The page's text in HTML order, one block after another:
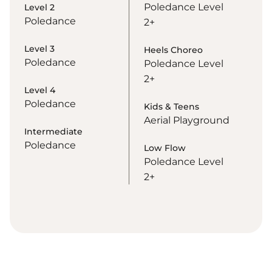
Level 2
Poledance
Level 3
Poledance
Level 4
Poledance
Intermediate
Poledance
Poledance Level
2+
Heels Choreo
Poledance Level
2+
Kids & Teens
Aerial Playground
Low Flow
Poledance Level
2+